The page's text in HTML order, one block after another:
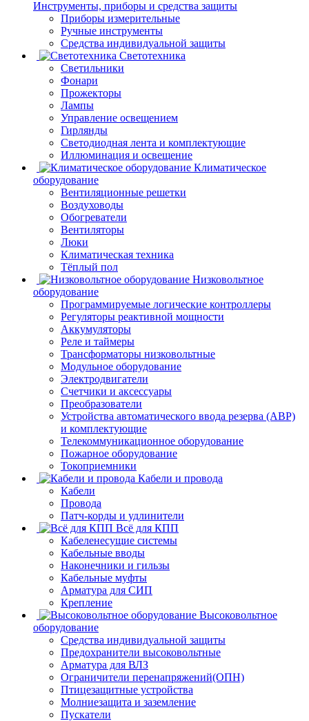
Инструменты, приборы и средства защиты
Приборы измерительные
Ручные инструменты
Средства индивидуальной защиты
Светотехника
Светильники
Фонари
Прожекторы
Лампы
Управление освещением
Гирлянды
Светодиодная лента и комплектующие
Иллюминация и освещение
Климатическое
оборудование
Вентиляционные решетки
Воздуховоды
Обогреватели
Вентиляторы
Люки
Климатическая техника
Тёплый пол
Низковольтное
оборудование
Программируемые логические контроллеры
Регуляторы реактивной мощности
Аккумуляторы
Реле и таймеры
Трансформаторы низковольтные
Модульное оборудование
Электродвигатели
Счетчики и аксессуары
Преобразователи
Устройства автоматического ввода резерва (АВР)
и комплектующие
Телекоммуникационное оборудование
Пожарное оборудование
Токоприемники
Кабели и провода
Кабели
Провода
Патч-корды и удлинители
Всё для КПП
Кабеленесущие системы
Кабельные вводы
Наконечники и гильзы
Кабельные муфты
Арматура для СИП
Крепление
Высоковольтное
оборудование
Средства индивидуальной защиты
Предохранители высоковольтные
Арматура для ВЛЗ
Ограничители перенапряжений(ОПН)
Птицезащитные устройства
Молниезащита и заземление
Пускатели